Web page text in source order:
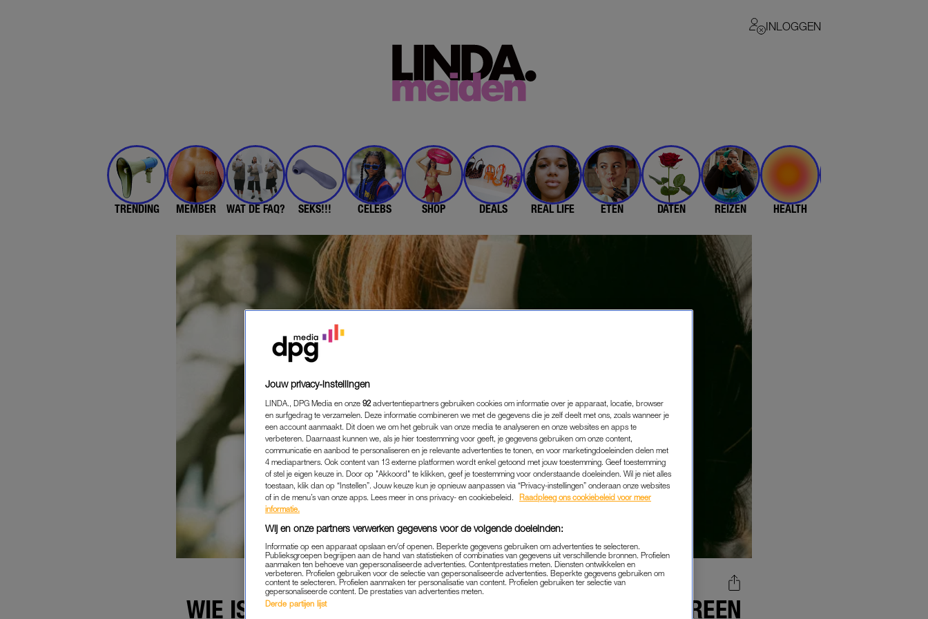
INLOGGEN
TRENDING MEMBER WAT DE FAQ? SEKS!!! CELEBS SHOP DEALS REAL LIFE ETEN DATEN REIZEN HEALTH
WIE IS MARLOTTE? DÍT IS DE PODCAST WAAR IEDEREEN
TRENDING|LUISTEREN
Jouw privacy-instellingen
LINDA., DPG Media en onze 92 advertentiepartners gebruiken cookies om informatie over je apparaat, locatie, browser
en surfgedrag te verzamelen. Deze informatie combineren we met de gegevens die je zelf deelt met ons, zoals wanneer je
een account aanmaakt. Dit doen we om het gebruik van onze media te analyseren en onze websites en apps te
verbeteren. Daarnaast kunnen we, als je hier toestemming voor geeft, je gegevens gebruiken om onze content,
communicatie en aanbod te personaliseren en je relevante advertenties te tonen, en voor marketingdoeleinden delen met
4 mediapartners. Ook content van 13 externe platformen wordt enkel getoond met jouw toestemming. Geef toestemming
of stel je eigen keuze in. Door op "Akkoord" te klikken, geef je toestemming voor onderstaande doeleinden. Wil je niet alles
toestaan, klik dan op “Instellen”. Jouw keuze kun je opnieuw aanpassen via “Privacy-instellingen” onderaan onze websites
of in de menu’s van onze apps. Lees meer in ons privacy- en cookiebeleid.
Raadpleeg ons cookiebeleid voor meer
informatie.
Wij en onze partners verwerken gegevens voor de volgende doeleinden:
Informatie op een apparaat opslaan en/of openen. Beperkte gegevens gebruiken om advertenties te selecteren.
Publieksgroepen begrijpen aan de hand van statistieken of combinaties van gegevens uit verschillende bronnen. Profielen
aanmaken ten behoeve van gepersonaliseerde advertenties. Contentprestaties meten. Diensten ontwikkelen en
verbeteren. Profielen gebruiken voor de selectie van gepersonaliseerde advertenties. Beperkte gegevens gebruiken om
content te selecteren. Profielen aanmaken ter personalisatie van content. Profielen gebruiken ter selectie van
gepersonaliseerde content. De prestaties van advertenties meten.
Derde partijen lijst